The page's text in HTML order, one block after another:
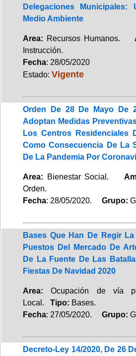
Delegaciones Municipales:
Medio Ambiente
Area: Recursos Humanos.
Instrucción.
Fecha: 28/05/2020
Estado: Vigente
Orden De 28 De Mayo De
Adoptan Medidas
Los Centros Residenciales
Como Consecuencia De La
De La Pandemia Por
Area: Bienestar Social.
Orden.
Fecha: 28/05/2020. Grupo:
Bases Que Han De Regir
Puestos Del Mercado De
De La Fuente De Las
Fiestas De Navidad 2020
Area: Ocupación de
Local. Tipo: Bases.
Fecha: 27/05/2020. Grupo:
Decreto-Ley 14/2020, De 26